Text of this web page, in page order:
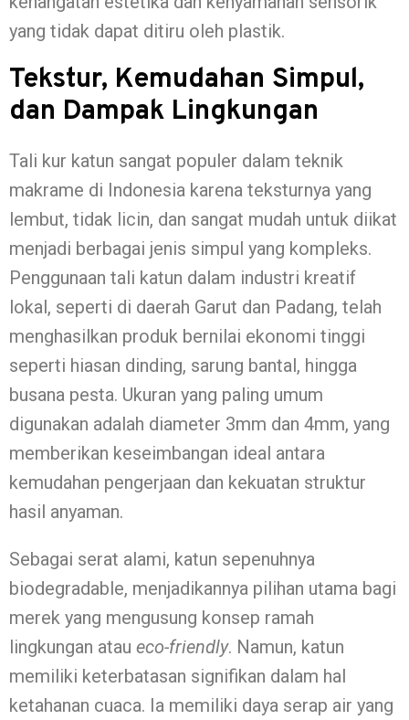
yang tidak dapat ditiru oleh plastik.
Tekstur, Kemudahan Simpul,
dan Dampak Lingkungan
Tali kur katun sangat populer dalam teknik
makrame di Indonesia karena teksturnya yang
lembut, tidak licin, dan sangat mudah untuk diikat
menjadi berbagai jenis simpul yang kompleks.
Penggunaan tali katun dalam industri kreatif
lokal, seperti di daerah Garut dan Padang, telah
menghasilkan produk bernilai ekonomi tinggi
seperti hiasan dinding, sarung bantal, hingga
busana pesta. Ukuran yang paling umum
digunakan adalah diameter 3mm dan 4mm, yang
memberikan keseimbangan ideal antara
kemudahan pengerjaan dan kekuatan struktur
hasil anyaman.
Sebagai serat alami, katun sepenuhnya
biodegradable, menjadikannya pilihan utama bagi
merek yang mengusung konsep ramah
lingkungan atau eco-friendly. Namun, katun
memiliki keterbatasan signifikan dalam hal
ketahanan cuaca. Ia memiliki daya serap air yang